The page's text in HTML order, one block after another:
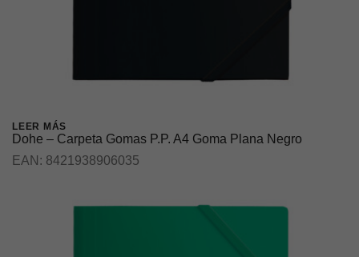
LEER MÁS
Dohe – Carpeta Gomas P.P. A4 Goma Plana Negro
EAN: 8421938906035